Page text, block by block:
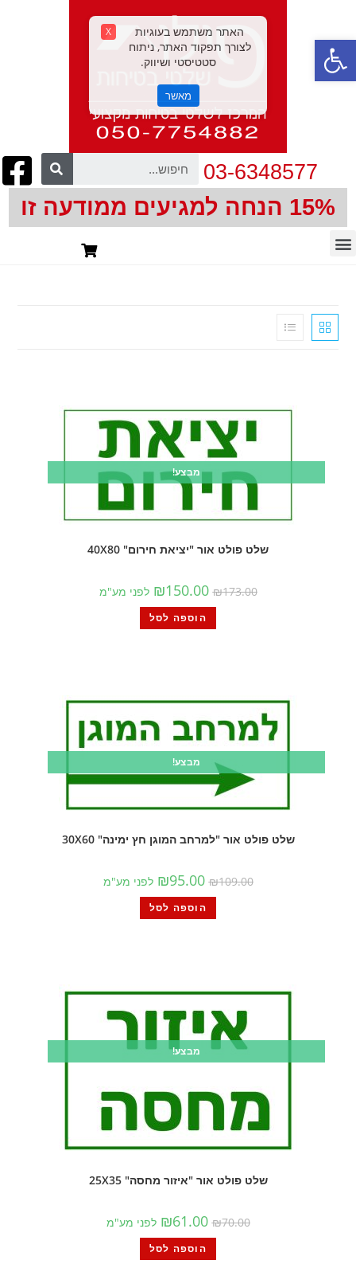
פתח סרגל נגישות
03-6348577
15% הנחה למגיעים ממודעה זו
מבצע!
שלט פולט אור "יציאת חירום" 40X80
₪173.00
₪150.00 לפני מע"מ
הוספה לסל
מבצע!
שלט פולט אור "למרחב המוגן חץ ימינה" 30X60
₪109.00
₪95.00 לפני מע"מ
הוספה לסל
מבצע!
שלט פולט אור "איזור מחסה" 25X35
₪70.00
₪61.00 לפני מע"מ
הוספה לסל
X
האתר משתמש בעוגיות
לצורך תפקוד האתר, ניתוח
סטטיסטי ושיווק.
מאשר